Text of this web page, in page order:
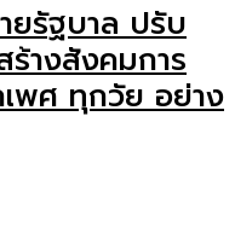
ยรัฐบาล ปรับ
างสังคมการ
พศ ทุกวัย อย่าง